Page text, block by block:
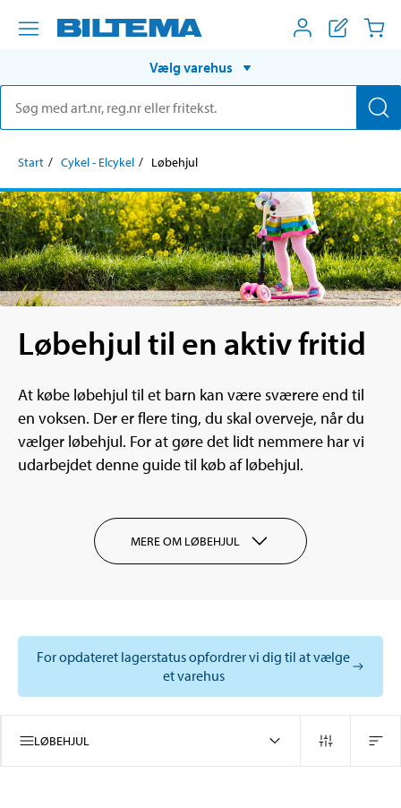
Vælg varehus
Start Cykel - Elcykel Løbehjul
Løbehjul til en aktiv fritid
At købe løbehjul til et barn kan være sværere end til
en voksen. Der er flere ting, du skal overveje, når du
vælger løbehjul. For at gøre det lidt nemmere har vi
udarbejdet denne guide til køb af løbehjul.
MERE OM LØBEHJUL
For opdateret lagerstatus opfordrer vi dig til at vælge
et varehus
LØBEHJUL